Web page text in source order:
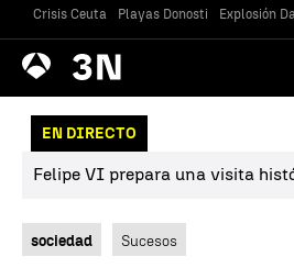
Crisis Ceuta Playas Donosti Explosión
Antena
3 Noticias
EN DIRECTO
Felipe VI prepara una visita
sociedad Sucesos